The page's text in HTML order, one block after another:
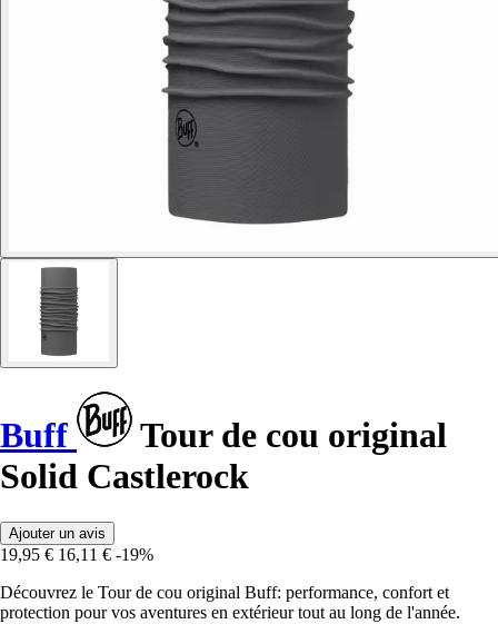
Buff
Tour de cou original
Solid Castlerock
Ajouter un avis
19,95 € 16,11 € -19%
Découvrez le Tour de cou original Buff: performance, confort et
protection pour vos aventures en extérieur tout au long de l'année.